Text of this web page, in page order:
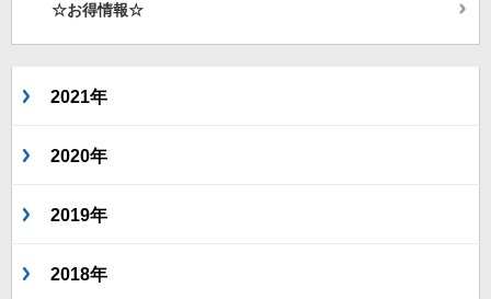
☆お得情報☆
2021年
2020年
2019年
2018年